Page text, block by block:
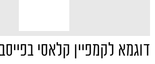
דוגמא לקמפיין קלאסי